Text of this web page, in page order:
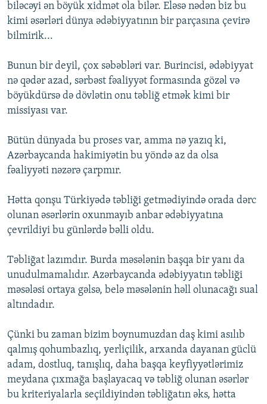
biləcəyi ən böyük xidmət ola bilər. Eləsə nədən biz bu
kimi əsərləri dünya ədəbiyyatının bir parçasına çevirə
bilmirik...
Bunun bir deyil, çox səbəbləri var. Burincisi, ədəbiyyat
nə qədər azad, sərbəst fəaliyyət formasında gözəl və
böyükdürsə də dövlətin onu təbliğ etmək kimi bir
missiyası var.
Bütün dünyada bu proses var, amma nə yazıq ki,
Azərbaycanda hakimiyətin bu yöndə az da olsa
fəaliyyəti nəzərə çarpmır.
Hətta qonşu Türkiyədə təbliği getmədiyində orada dərc
olunan əsərlərin oxunmayıb anbar ədəbiyyatına
çevrildiyi bu günlərdə bəlli oldu.
Təbliğat lazımdır. Burda məsələnin başqa bir yanı da
unudulmamalıdır. Azərbaycanda ədəbiyyatın təbliği
məsələsi ortaya gəlsə, belə məsələnin həll olunacağı sual
altındadır.
Çünki bu zaman bizim boynumuzdan daş kimi asılıb
qalmış qohumbazlıq, yerliçilik, arxanda dayanan güclü
adam, dostluq, tanışlıq, daha başqa keyfiyyətlərimiz
meydana çıxmağa başlayacaq və təbliğ olunan əsərlər
bu kriteriyalarla seçildiyindən təbliğatın əks, hətta